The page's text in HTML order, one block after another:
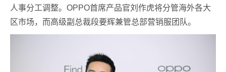
人事分工调整。OPPO首席产品官刘作虎将分管海外各大
区市场，而高级副总裁段要辉兼管总部营销服团队。